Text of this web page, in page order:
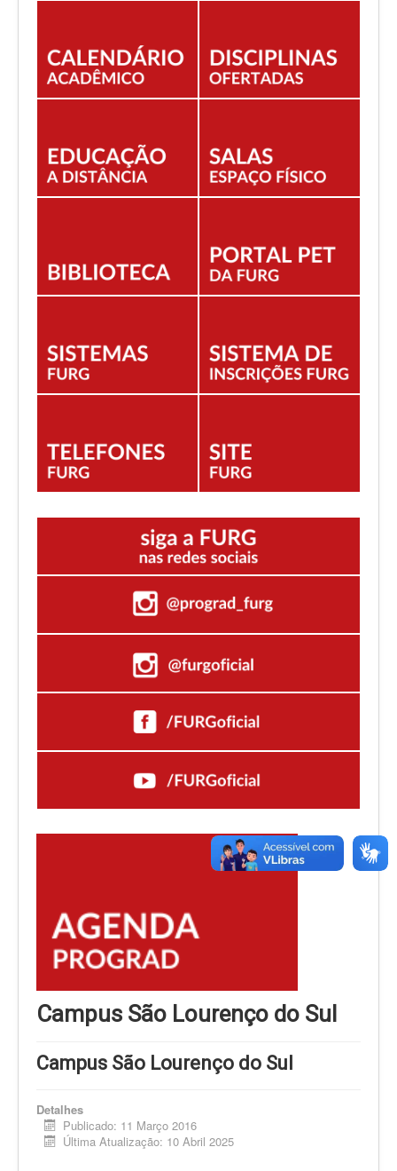
NORMAS ACADÊMICAS
DOCENTE
Você está aqui: Início
CURSOS
Campus São Lourenço do Sul
Campus São Lourenço do Sul
Campus São Lourenço do Sul
Detalhes
Publicado: 11 Março 2016
Última Atualização: 10 Abril 2025